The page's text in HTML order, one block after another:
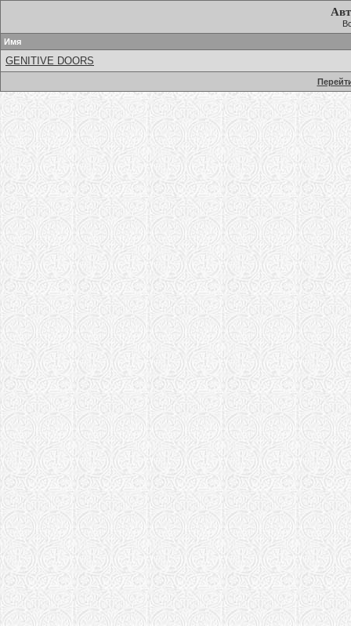
Имя
GENITIVE DOORS